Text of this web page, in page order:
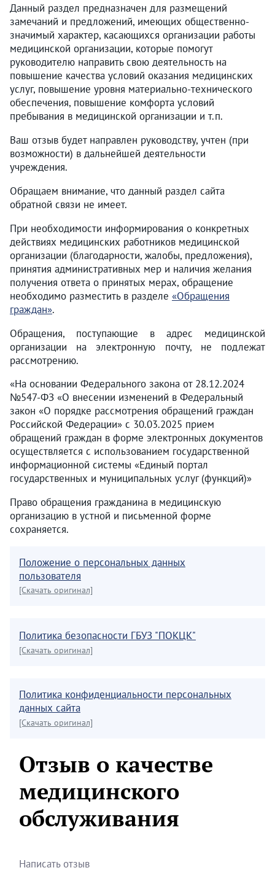
Данный раздел предназначен для размещений
замечаний и предложений, имеющих общественно-
значимый характер, касающихся организации работы
медицинской организации, которые помогут
руководителю направить свою деятельность на
повышение качества условий оказания медицинских
услуг, повышение уровня материально-технического
обеспечения, повышение комфорта условий
пребывания в медицинской организации и т.п.
Ваш отзыв будет направлен руководству, учтен (при
возможности) в дальнейшей деятельности
учреждения.
Обращаем внимание, что данный раздел сайта
обратной связи не имеет.
При необходимости информирования о конкретных
действиях медицинских работников медицинской
организации (благодарности, жалобы, предложения),
принятия административных мер и наличия желания
получения ответа о принятых мерах, обращение
необходимо разместить в разделе «Обращения
граждан».
Обращения, поступающие в адрес медицинской
организации на электронную почту, не подлежат
рассмотрению.
«На основании Федерального закона от 28.12.2024
№547-ФЗ «О внесении изменений в Федеральный
закон «О порядке рассмотрения обращений граждан
Российской Федерации» с 30.03.2025 прием
обращений граждан в форме электронных документов
осуществляется с использованием государственной
информационной системы «Единый портал
государственных и муниципальных услуг (функций)»
Право обращения гражданина в медицинскую
организацию в устной и письменной форме
сохраняется.
Положение о персональных данных
пользователя
[Скачать оригинал]
Политика безопасности ГБУЗ "ПОКЦК"
[Скачать оригинал]
Политика конфиденциальности персональных
данных сайта
[Скачать оригинал]
Отзыв о качестве
медицинского
обслуживания
Написать отзыв